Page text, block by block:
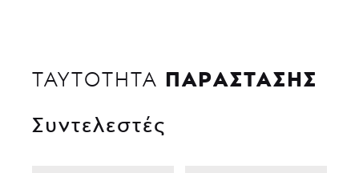
ΤΑΥΤΟΤΗΤΑ ΠΑΡΑΣΤΑΣΗΣ
Συντελεστές